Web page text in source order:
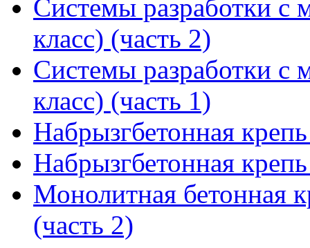
Системы разработки с
класс) (часть 2)
Системы разработки с
класс) (часть 1)
Набрызгбетонная
Набрызгбетонная
Монолитная бетонная
(часть 2)